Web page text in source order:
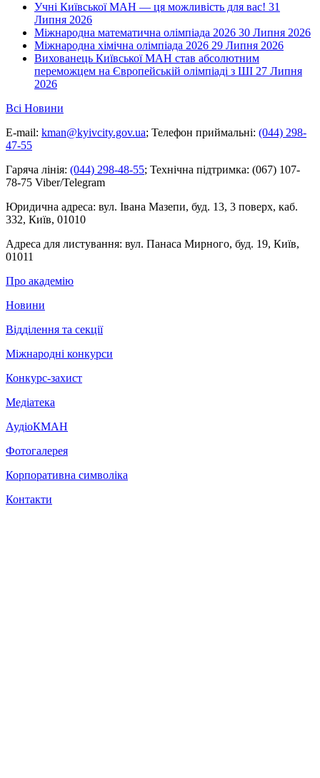
Учні Київської МАН — ця можливість для вас! 31
Липня 2026
Міжнародна математична олімпіада 2026 30 Липня 2026
Міжнародна хімічна олімпіада 2026 29 Липня 2026
Вихованець Київської МАН став абсолютним
переможцем на Європейській олімпіаді з ШІ 27 Липня
2026
Всі Новини
E-mail: kman@kyivcity.gov.ua; Телефон приймальні: (044) 298-
47-55
Гаряча лінія: (044) 298-48-55; Технічна підтримка: (067) 107-
78-75 Viber/Telegram
Юридична адреса: вул. Івана Мазепи, буд. 13, 3 поверх, каб.
332, Київ, 01010
Адреса для листування: вул. Панаса Мирного, буд. 19, Київ,
01011
Про академію
Новини
Відділення та секції
Міжнародні конкурси
Конкурс-захист
Медіатека
АудіоКМАН
Фотогалерея
Корпоративна символіка
Контакти